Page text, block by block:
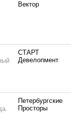
Вектор
СТАРТ
Девелопмент
Петербургские
Просторы